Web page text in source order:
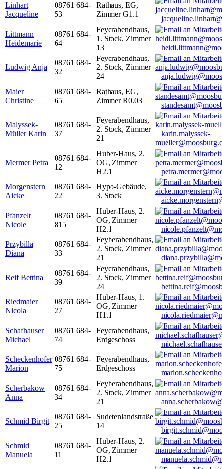
Linhart
Jacqueline
08761 684-
53
Rathaus, EG,
Zimmer G1.1
Littmann
Heidemarie
08761 684-
64
Feyerabendhaus,
1. Stock, Zimmer
13
Ludwig Anja
08761 684-
32
Feyerabendhaus,
2. Stock, Zimmer
24
Maier
Christine
08761 684-
65
Rathaus, EG,
Zimmer R0.03
Malyssek-
Müller Karin
08761 684-
37
Feyerabendhaus,
2. Stock, Zimmer
21
karin.malyssek-
Mermer Petra
08761 684-
12
Huber-Haus, 2.
OG, Zimmer
H2.1
Morgenstern
Aicke
08761 684-
22
Hypo-Gebäude,
3. Stock
Pfanzelt
Nicole
08761 684-
815
Huber-Haus, 2.
OG, Zimmer
H2.1
Przybilla
Diana
08761 684-
33
Feyberabendhaus,
2. Stock, Zimmer
21
Reif Bettina
08761 684-
39
Feyerabendhaus,
2. Stock, Zimmer
24
Riedmaier
Nicola
08761 684-
27
Huber-Haus, 1.
OG, Zimmer
H1.1
Schafhauser
Michael
08761 684-
74
Feyerabendhaus,
Erdgeschoss
Scheckenhofer
Marion
08761 684-
75
Feyerabendhaus,
Erdgeschoss
Scherbakow
Anna
08761 684-
34
Feyberabendhaus,
2. Stock, Zimmer
21
Schmid Birgit
08761 684-
25
Sudetenlandstraße
14
Schmid
Manuela
08761 684-
11
Huber-Haus, 2.
OG, Zimmer
H2.1